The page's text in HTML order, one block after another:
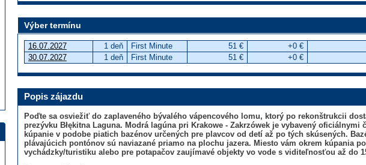
Výber termínu
16.07.2027 1 deň First Minute 51 €
+0 €
30.07.2027
1 deň First Minute 51 € +0 €
Popis zájazdu
Poďte sa osviežiť do zaplaveného bývalého vápencového lomu, ktorý po rekonštrukcii
prezývku Błękitna Laguna. Modrá lagúna pri Krakowe - Zakrzówek je vybavený oficiálnymi
kúpanie v podobe piatich bazénov určených pre plavcov od detí až po tých skúsených.
plávajúcich pontónov sú naviazané priamo na plochu jazera. Miesto vám okrem kúpania
vychádzky/turistiku alebo pre potapačov zaujímavé objekty vo vode s viditeľnosťou až do